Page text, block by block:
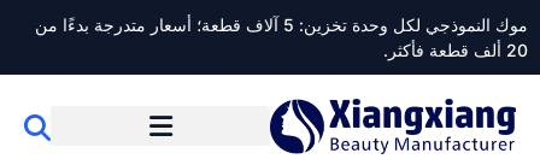
موك النموذجي لكل وحدة تخزين: 5 آلاف قطعة؛ أسعار متدرجة بدءًا من
20 ألف قطعة فأكثر.